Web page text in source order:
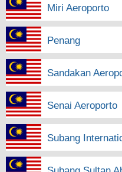
Miri Aeroporto
Penang
Sandakan
Senai Aeroporto
Subang